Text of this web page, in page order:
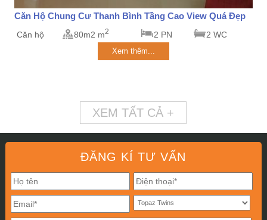
Căn Hộ Chung Cư Thanh Bình Tầng Cao View Quá Đẹp
Căn hộ 80m2 m2 2 PN 2 WC
Xem thêm...
XEM TẤT CẢ +
ĐĂNG KÍ TƯ VẤN